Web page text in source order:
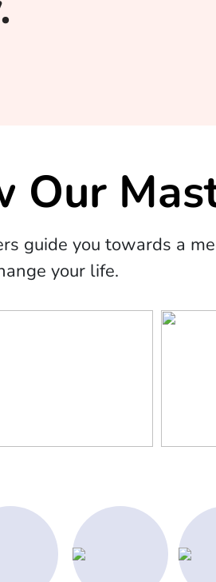
Our
guide you towards a
your life.